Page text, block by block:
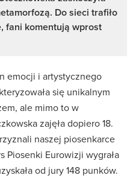
Do sieci trafiło
fani komentują wprost
emocji i artystycznego
się unikalnym
ale mimo to w
zajęła dopiero 18.
naszej piosenkarce
Piosenki Eurowizji wygrała
od jury 148 punków.